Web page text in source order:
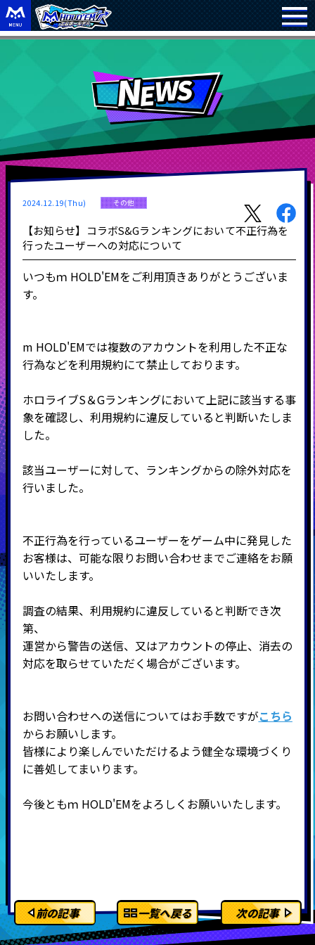
2024.12.19(Thu) その他
【お知らせ】コラボS&Gランキングにおいて不正行為を
行ったユーザーへの対応について
いつもｍ HOLD'EMをご利用頂きありがとうございま
す。
m HOLD'EMでは複数のアカウントを利用した不正な
行為などを利用規約にて禁止しております。
ホロライブS＆Gランキングにおいて上記に該当する事
象を確認し、利用規約に違反していると判断いたしま
した。
該当ユーザーに対して、ランキングからの除外対応を
行いました。
不正行為を行っているユーザーをゲーム中に発見した
お客様は、可能な限りお問い合わせまでご連絡をお願
いいたします。
調査の結果、利用規約に違反していると判断でき次
第、
運営から警告の送信、又はアカウントの停止、消去の
対応を取らせていただく場合がございます。
お問い合わせへの送信についてはお手数ですがこちら
からお願いします。
皆様により楽しんでいただけるよう健全な環境づくり
に善処してまいります。
今後ともｍ HOLD'EMをよろしくお願いいたします。
前の記事 一覧へ戻る 次の記事